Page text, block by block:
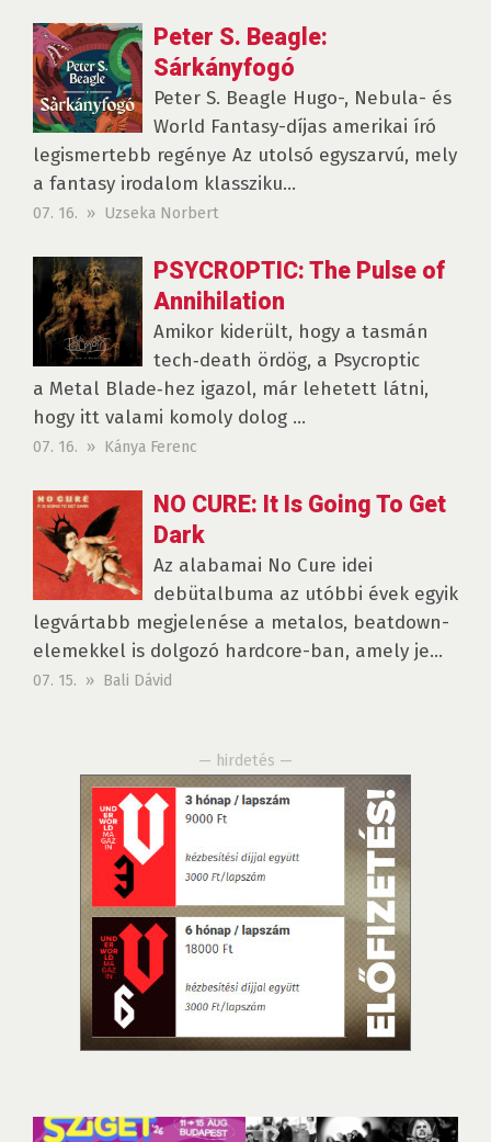
Peter S. Beagle:
Sárkányfogó
Peter S. Beagle Hugo-, Nebula- és
World Fantasy-díjas amerikai író
legismertebb regénye Az utolsó egyszarvú, mely
a fantasy irodalom klassziku...
07. 16. » Uzseka Norbert
PSYCROPTIC: The Pulse of
Annihilation
Amikor kiderült, hogy a tasmán
tech‑death ördög, a Psycroptic
a Metal Blade‑hez igazol, már lehetett látni,
hogy itt valami komoly dolog ...
07. 16. » Kánya Ferenc
NO CURE: It Is Going To Get
Dark
Az alabamai No Cure idei
debütalbuma az utóbbi évek egyik
legvártabb megjelenése a metalos, beatdown-
elemekkel is dolgozó hardcore-ban, amely je...
07. 15. » Bali Dávid
— hirdetés —